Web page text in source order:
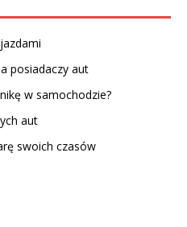
posiadaczy aut
w samochodzie?
aut
swoich czasów